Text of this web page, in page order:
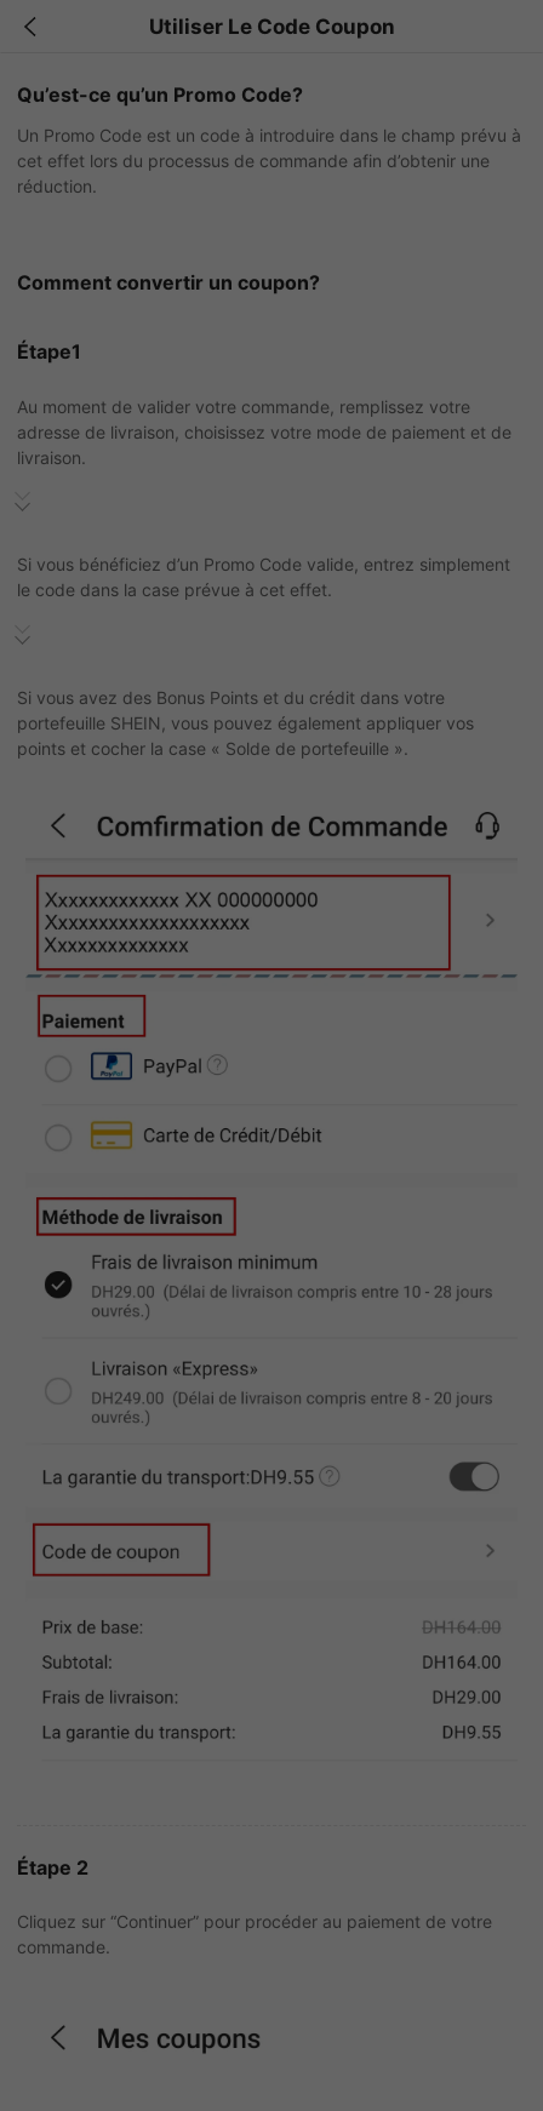
Utiliser Le Code Coupon
Qu’est-ce qu’un Promo Code?
Un Promo Code est un code à introduire dans le champ prévu à
cet effet lors du processus de commande afin d’obtenir une
réduction.
Comment convertir un coupon?
Étape1
Au moment de valider votre commande, remplissez votre
adresse de livraison, choisissez votre mode de paiement et de
livraison.
Si vous bénéficiez d’un Promo Code valide, entrez simplement
le code dans la case prévue à cet effet.
Si vous avez des Bonus Points et du crédit dans votre
portefeuille SHEIN, vous pouvez également appliquer vos
points et cocher la case « Solde de portefeuille ».
Étape 2
Cliquez sur “Continuer” pour procéder au paiement de votre
commande.